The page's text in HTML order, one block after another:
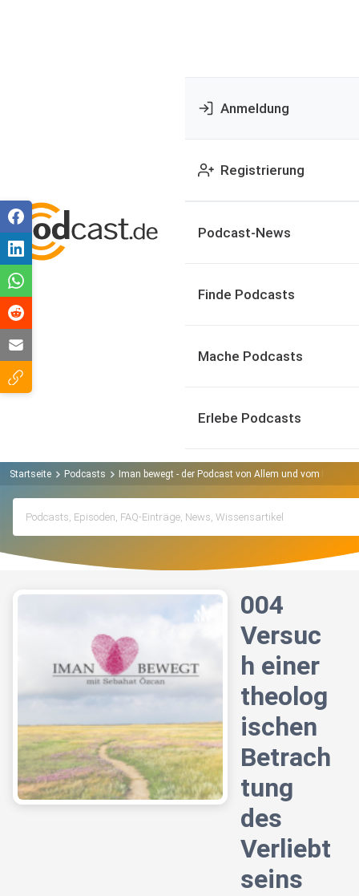
Anmeldung
Registrierung
Podcast-News
Finde Podcasts
Mache Podcasts
Erlebe Podcasts
Startseite Podcasts Iman bewegt - der Podcast von Allem und vom Einen
004
Versuc
h einer
theolog
ischen
Betrach
tung
des
Verliebt
seins